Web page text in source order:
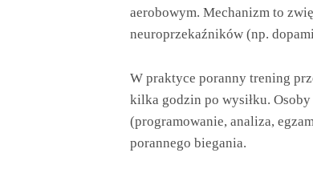
aerobowym. Mechanizm to
neuroprzekaźników (np.
W praktyce poranny trening
kilka godzin po wysiłku.
(programowanie, analiza,
porannego biegania.